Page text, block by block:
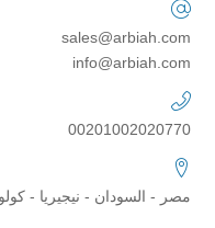
sales@arbiah.com
info@arbiah.com
00201002020770
مصر - السودان - نيجيريا -